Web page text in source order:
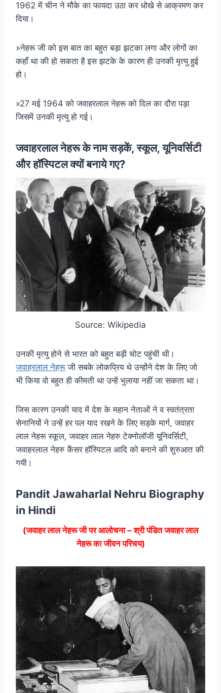
1962 में चीन ने मौके का फायदा उठा कर धोखे से आक्रमण कर
दिया।
»नेहरू जी को इस बात का बहुत बड़ा झटका लगा और लोगों का
कहाँ था की हो सकता है इस झटके के कारण ही उनकी मृत्यु हुई
हो।
»27 मई 1964 को जवाहरलाल नेहरू को दिल का दौरा पड़ा
जिसमें उनकी मृत्यु हो गई।
जवाहरलाल नेहरू के नाम सड़कें, स्कूल, यूनिवर्सिटी
और हॉस्पिटल क्यों बनाये गए?
Source: Wikipedia
उनकी मृत्यु होने से भारत को बहुत बड़ी चोट पहुंची थी।
जवाहरलाल नेहरूजी सबके लोकप्रिय थे उन्होंने देश के लिए जो
भी किया वो बहुत ही कीमती था उन्हें भुलाया नहीं जा सकता था।
जिस कारण उनकी याद में देश के महान नेताओं ने व स्वतंत्रता
सेनानियों ने उन्हें हर पल याद रखने के लिए सड़के मार्ग, जवाहर
लाल नेहरू स्कूल, जवाहर लाल नेहरु टेक्नोलॉजी यूनिवर्सिटी,
जवाहरलाल नेहरु कैंसर हॉस्पिटल आदि को बनाने की शुरुआत की
गयी।
Pandit Jawaharlal Nehru Biography
in Hindi
(जवाहर लाल नेहरू जी पर आलोचना – श्री पंडित जवाहर लाल
नेहरू का जीवन परिचय)